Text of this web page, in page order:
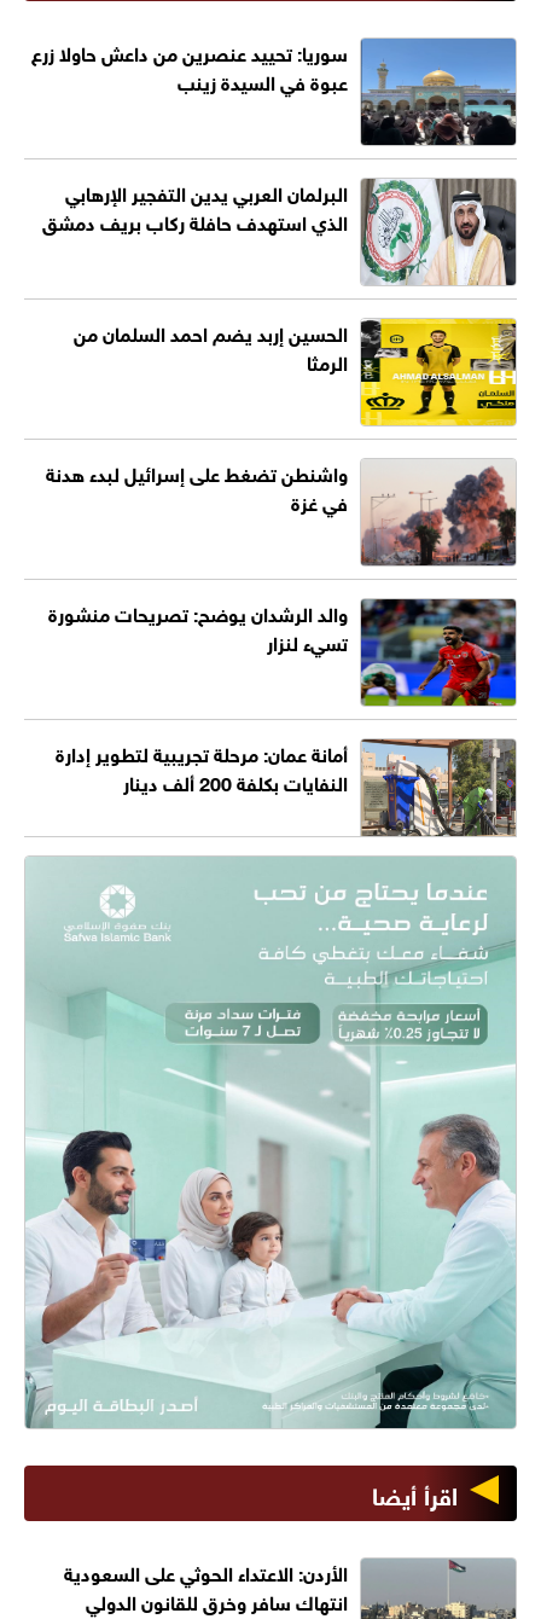
سوريا: تحييد عنصرين من داعش حاولا زرع
عبوة في السيدة زينب
البرلمان العربي يدين التفجير الإرهابي
الذي استهدف حافلة ركاب بريف دمشق
الحسين إربد يضم احمد السلمان من
الرمثا
واشنطن تضغط على إسرائيل لبدء هدنة
في غزة
والد الرشدان يوضح: تصريحات منشورة
تسيء لنزار
أمانة عمان: مرحلة تجريبية لتطوير إدارة
النفايات بكلفة 200 ألف دينار
اقرأ أيضا
الأردن: الاعتداء الحوثي على السعودية
انتهاك سافر وخرق للقانون الدولي